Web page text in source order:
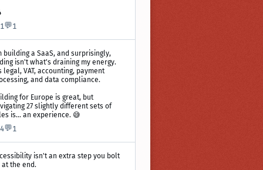
1 💬1
building a SaaS, and surprisingly,
isn't what's draining my energy.
legal, VAT, accounting, payment
and data compliance.
for Europe is great, but
27 slightly different sets of
is... an experience. 😅
4💬1
isn't an extra step you bolt
at the end.